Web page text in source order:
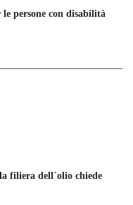
persone con disabilità
filiera dell´olio chiede